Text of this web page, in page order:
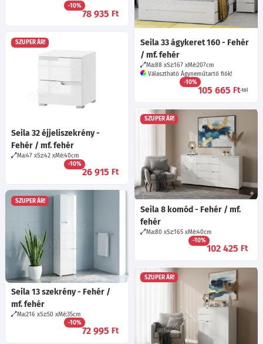
-10%
78 935 Ft
Seila 33 ágykeret 160 - Fehér
/ mf. fehér
Ma:88 Sz:167 Mé:207cm
Választható Ágyneműtartó fiók!
-10%
105 665 Ft-tól
SZUPER ÁR!
Seila 32 éjjeliszekrény -
Fehér / mf. fehér
Ma:47 Sz:42 Mé:40cm
-10%
26 915 Ft
SZUPER ÁR!
Seila 8 komód - Fehér / mf.
fehér
Ma:80 Sz:165 Mé:40cm
-10%
102 425 Ft
SZUPER ÁR!
Seila 13 szekrény - Fehér /
mf. fehér
Ma:216 Sz:50 Mé:35cm
-10%
72 995 Ft
SZUPER ÁR!